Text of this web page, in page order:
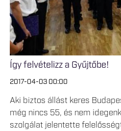
Így felvételizz a Gyűjtőbe!
2017-04-03 00:00
Aki biztos állást keres
még nincs 55, és nem
szolgálat jelentette